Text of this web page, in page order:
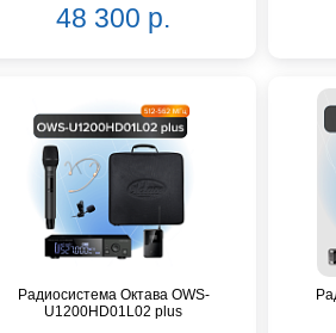
48 300 р.
Радиосистема Октава OWS-
U1200HD01L02 plus